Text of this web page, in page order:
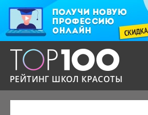
РЕЙТИНГ ШКОЛ КРАСОТЫ